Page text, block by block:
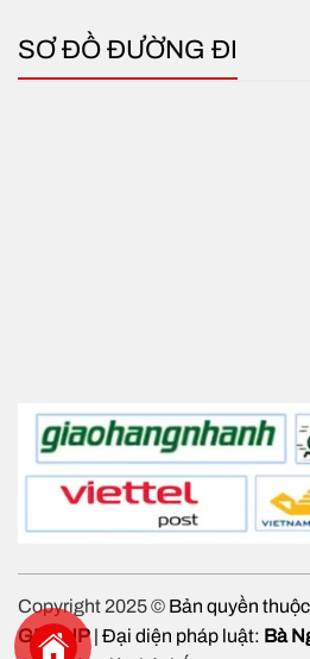
SƠ ĐỒ ĐƯỜNG ĐI
Copyright 2025 © Bản quyền
GROUP| Đại diện pháp luật: Bà